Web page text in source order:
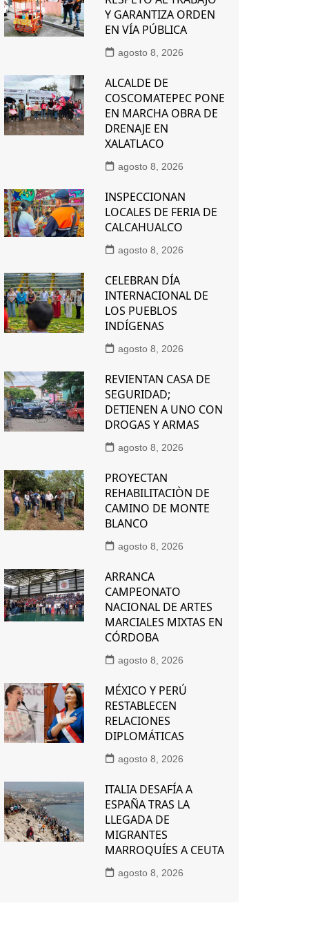
Y GARANTIZA ORDEN
EN VÍA PÚBLICA
agosto 8, 2026
ALCALDE DE
COSCOMATEPEC PONE
EN MARCHA OBRA DE
DRENAJE EN
XALATLACO
agosto 8, 2026
INSPECCIONAN
LOCALES DE FERIA DE
CALCAHUALCO
agosto 8, 2026
CELEBRAN DÍA
INTERNACIONAL DE
LOS PUEBLOS
INDÍGENAS
agosto 8, 2026
REVIENTAN CASA DE
SEGURIDAD;
DETIENEN A UNO CON
DROGAS Y ARMAS
agosto 8, 2026
PROYECTAN
REHABILITACIÒN DE
CAMINO DE MONTE
BLANCO
agosto 8, 2026
ARRANCA
CAMPEONATO
NACIONAL DE ARTES
MARCIALES MIXTAS EN
CÓRDOBA
agosto 8, 2026
MÉXICO Y PERÚ
RESTABLECEN
RELACIONES
DIPLOMÁTICAS
agosto 8, 2026
ITALIA DESAFÍA A
ESPAÑA TRAS LA
LLEGADA DE
MIGRANTES
MARROQUÍES A CEUTA
agosto 8, 2026